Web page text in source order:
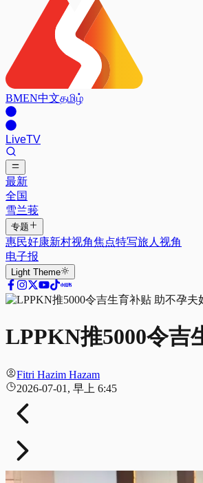
BMEN中文தமிழ்
LiveTV
最新
全国
雪兰莪
专题
惠民好康新村视角焦点特写旅人视角
电子报
Light Theme
LPPKN推5000令吉
Fitri Hazim Hazam
2026-07-01, 早上 6:45